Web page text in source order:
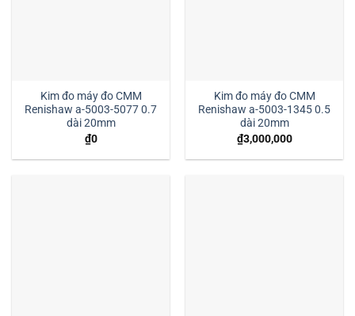
Kim đo máy đo CMM
Renishaw a-5003-5077 0.7
dài 20mm
₫0
Kim đo máy đo CMM
Renishaw a-5003-1345 0.5
dài 20mm
₫3,000,000